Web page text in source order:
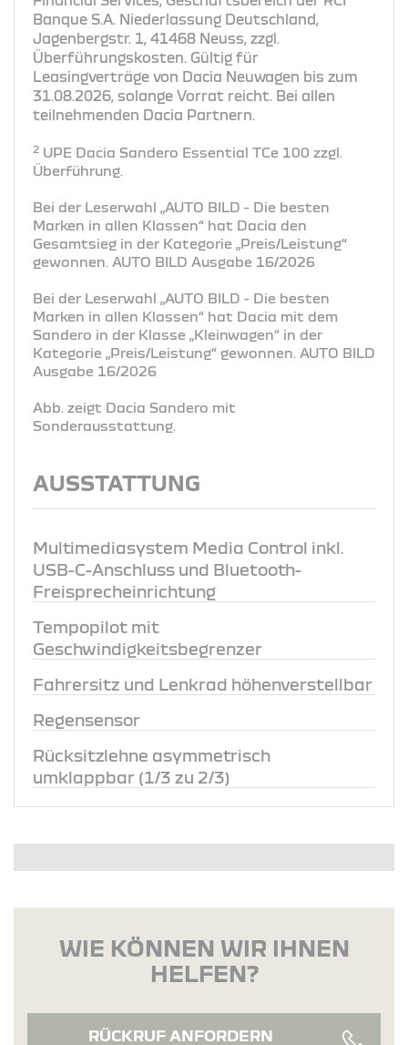
Banque S.A. Niederlassung Deutschland,
Jagenbergstr. 1, 41468 Neuss, zzgl.
Überführungskosten. Gültig für
Leasingverträge von Dacia Neuwagen bis zum
31.08.2026, solange Vorrat reicht. Bei allen
teilnehmenden Dacia Partnern.
2 UPE Dacia Sandero Essential TCe 100 zzgl.
Überführung.
Bei der Leserwahl „AUTO BILD - Die besten
Marken in allen Klassen“ hat Dacia den
Gesamtsieg in der Kategorie „Preis/Leistung“
gewonnen. AUTO BILD Ausgabe 16/2026
Bei der Leserwahl „AUTO BILD - Die besten
Marken in allen Klassen“ hat Dacia mit dem
Sandero in der Klasse „Kleinwagen“ in der
Kategorie „Preis/Leistung“ gewonnen. AUTO BILD
Ausgabe 16/2026
Abb. zeigt Dacia Sandero mit
Sonderausstattung.
AUSSTATTUNG
Multimediasystem Media Control inkl.
USB-C-Anschluss und Bluetooth-
Freisprecheinrichtung
Tempopilot mit
Geschwindigkeitsbegrenzer
Fahrersitz und Lenkrad höhenverstellbar
Regensensor
Rücksitzlehne asymmetrisch
umklappbar (1/3 zu 2/3)
WIE KÖNNEN WIR IHNEN
HELFEN?
RÜCKRUF ANFORDERN